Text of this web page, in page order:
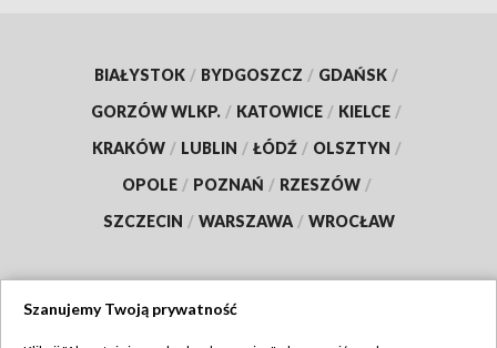
BIAŁYSTOK / BYDGOSZCZ / GDAŃSK /
GORZÓW WLKP. / KATOWICE / KIELCE /
KRAKÓW / LUBLIN / ŁÓDŹ / OLSZTYN /
OPOLE / POZNAŃ / RZESZÓW /
SZCZECIN / WARSZAWA / WROCŁAW
Szanujemy Twoją prywatność